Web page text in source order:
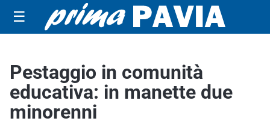
☰
Pestaggio in comunità
educativa: in manette due
minorenni